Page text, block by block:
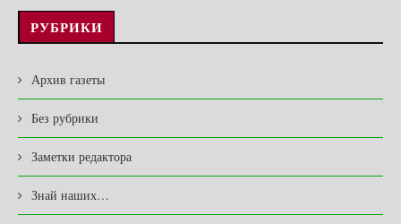
РУБРИКИ
Архив газеты
Без рубрики
Заметки редактора
Знай наших…